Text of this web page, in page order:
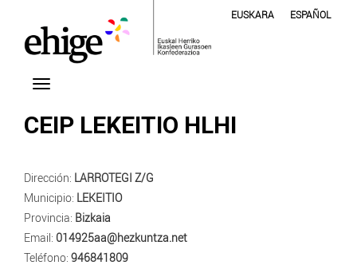
EUSKARA ESPAÑOL
CEIP LEKEITIO HLHI
Dirección: LARROTEGI Z/G
Municipio: LEKEITIO
Provincia: Bizkaia
Email: 014925aa@hezkuntza.net
Teléfono: 946841809